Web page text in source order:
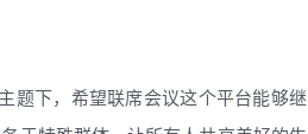
题下，希望联席会议这个平台能够继